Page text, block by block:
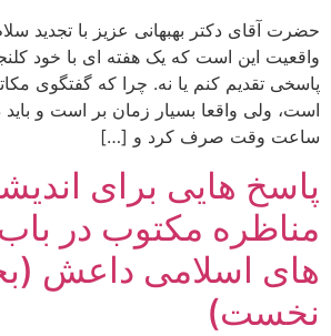
حضرت آقای دکتر بهبهانی عزیز با تجدید
واقعیت این است که یک هفته ای با خود
پاسخی تقدیم کنم یا نه. چرا که گفتگوی
است، ولی واقعا بسیار زمان بر است و
ساعت وقت صرف کرد و […]
مناظره مکتوب در
های اسلامی داعش
نخست)